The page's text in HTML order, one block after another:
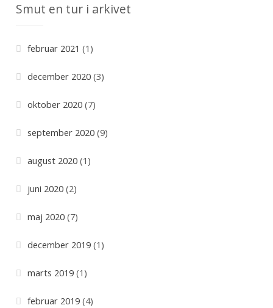
g
i
r
Smut en tur i arkivet
februar 2021 (1)
december 2020(3)
oktober 2020(7)
september 2020(9)
august 2020(1)
juni 2020(2)
maj 2020(7)
december 2019(1)
marts 2019(1)
februar 2019(4)